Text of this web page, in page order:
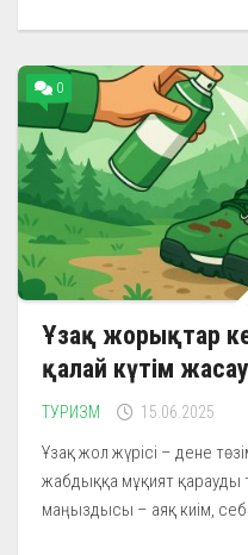
0
Ұзақ жорықтар
қалай күтім
ТУРИЗМ 15.06.2025
Ұзақ жол жүрісі – дене
жабдыққа мұқият қарауды
маңыздысы – аяқ киім,